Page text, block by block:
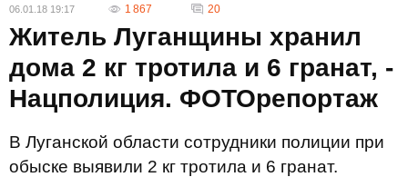
06.01.18 19:17 1 867 20
Житель Луганщины хранил
дома 2 кг тротила и 6 гранат, -
Нацполиция. ФОТОрепортаж
В Луганской области сотрудники полиции при
обыске выявили 2 кг тротила и 6 гранат.